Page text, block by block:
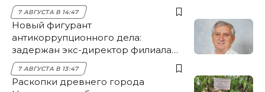
7 АВГУСТА В 14:47
Новый фигурант
антикоррупционного дела:
задержан экс-директор филиала
НЭСК Крымска
7 АВГУСТА В 13:47
Раскопки древнего города